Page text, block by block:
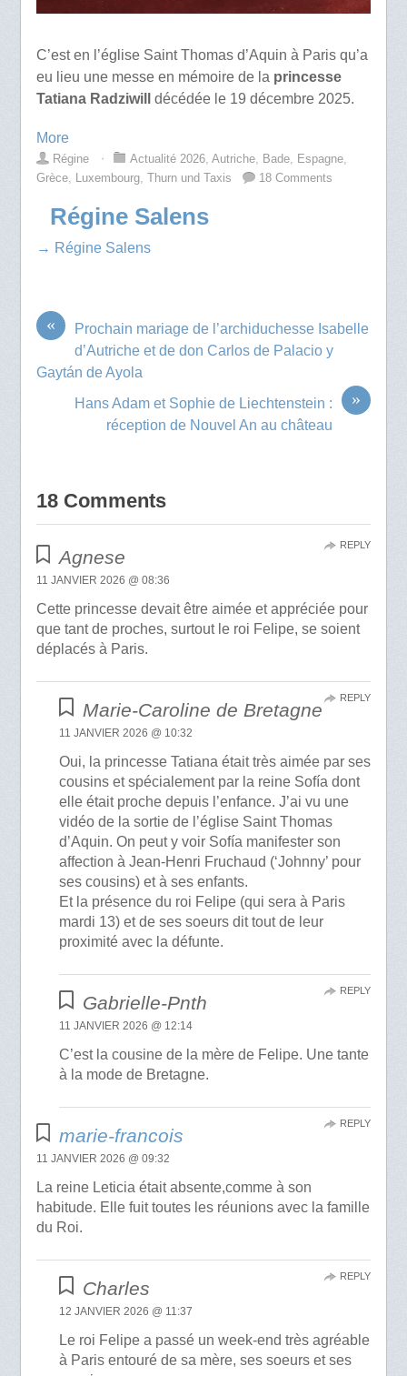
C’est en l’église Saint Thomas d’Aquin à Paris qu’a
eu lieu une messe en mémoire de la princesse
Tatiana Radziwill
décédée le 19 décembre 2025.
More
Régine ⋅ Actualité 2026, Autriche, Bade, Espagne,
Grèce, Luxembourg, Thurn und Taxis 18 Comments
Régine Salens
→ Régine Salens
«
Prochain mariage de l’archiduchesse Isabelle
d’Autriche et de don Carlos de Palacio y
Gaytán de Ayola
»
Hans Adam et Sophie de Liechtenstein :
réception de Nouvel An au château
18 Comments
Agnese
11 JANVIER 2026 @ 08:36
Cette princesse devait être aimée et appréciée pour
que tant de proches, surtout le roi Felipe, se soient
déplacés à Paris.
REPLY
Marie-Caroline de Bretagne
11 JANVIER 2026 @ 10:32
Oui, la princesse Tatiana était très aimée par ses
cousins et spécialement par la reine Sofía dont
elle était proche depuis l’enfance. J’ai vu une
vidéo de la sortie de l’église Saint Thomas
d’Aquin. On peut y voir Sofía manifester son
affection à Jean-Henri Fruchaud (‘Johnny’ pour
ses cousins) et à ses enfants.
Et la présence du roi Felipe (qui sera à Paris
mardi 13) et de ses soeurs dit tout de leur
proximité avec la défunte.
REPLY
Gabrielle-Pnth
11 JANVIER 2026 @ 12:14
C’est la cousine de la mère de Felipe. Une tante
à la mode de Bretagne.
REPLY
marie-francois
11 JANVIER 2026 @ 09:32
La reine Leticia était absente,comme à son
habitude. Elle fuit toutes les réunions avec la famille
du Roi.
REPLY
Charles
12 JANVIER 2026 @ 11:37
Le roi Felipe a passé un week-end très agréable
à Paris entouré de sa mère, ses soeurs et ses
REPLY